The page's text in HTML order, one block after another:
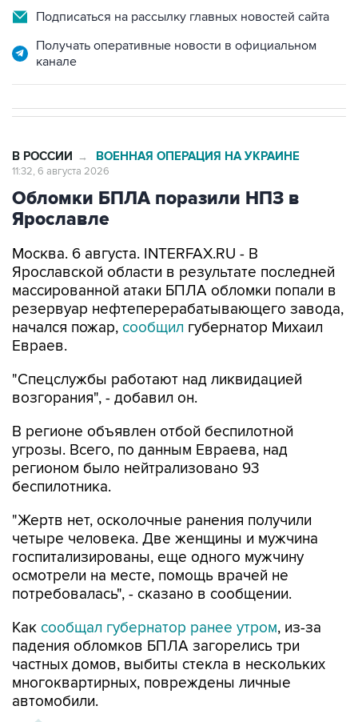
Получать оперативные новости в официальном
Обломки БПЛА поразили НПЗ в
Ярославле
Москва. 6 августа. INTERFAX.RU - В
массированной атаки БПЛА обломки попали в
резервуар нефтеперерабатывающего завода,
начался пожар, сообщилгубернатор Михаил
Евраев.
"Спецслужбы работают над ликвидацией
В регионе объявлен отбой беспилотной
регионом было нейтрализовано 93
беспилотника.
"Жертв нет, осколочные ранения получили
госпитализированы, еще одного мужчину
осмотрели на месте, помощь врачей не
потребовалась", - сказано в сообщении.
Каксообщал губернатор ранее утром, из-за
частных домов, выбиты стекла в нескольких
многоквартирных, повреждены личные
автомобили.